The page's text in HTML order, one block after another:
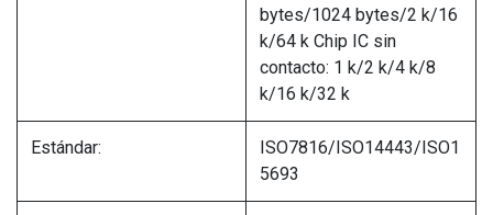
bytes/1024 bytes/2 k/16
k/64 k Chip IC sin
contacto: 1 k/2 k/4 k/8
k/16 k/32 k
Estándar:
ISO7816/ISO14443/ISO1
5693